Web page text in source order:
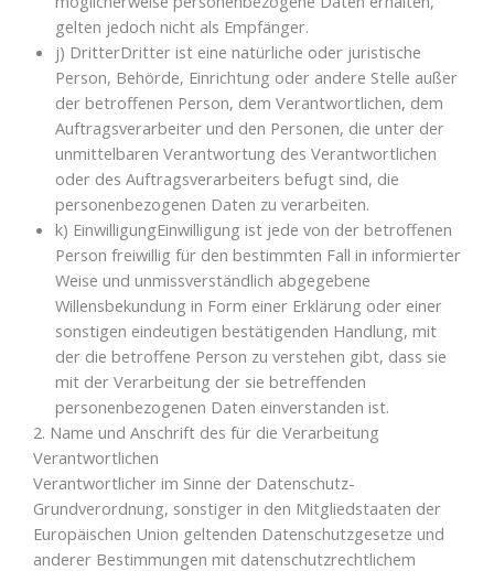
gelten jedoch nicht als Empfänger.
j) DritterDritter ist eine natürliche oder juristische
Person, Behörde, Einrichtung oder andere Stelle außer
der betroffenen Person, dem Verantwortlichen, dem
Auftragsverarbeiter und den Personen, die unter der
unmittelbaren Verantwortung des Verantwortlichen
oder des Auftragsverarbeiters befugt sind, die
personenbezogenen Daten zu verarbeiten.
k) EinwilligungEinwilligung ist jede von der betroffenen
Person freiwillig für den bestimmten Fall in informierter
Weise und unmissverständlich abgegebene
Willensbekundung in Form einer Erklärung oder einer
sonstigen eindeutigen bestätigenden Handlung, mit
der die betroffene Person zu verstehen gibt, dass sie
mit der Verarbeitung der sie betreffenden
personenbezogenen Daten einverstanden ist.
2. Name und Anschrift des für die Verarbeitung
Verantwortlichen
Verantwortlicher im Sinne der Datenschutz-
Grundverordnung, sonstiger in den Mitgliedstaaten der
Europäischen Union geltenden Datenschutzgesetze und
anderer Bestimmungen mit datenschutzrechtlichem